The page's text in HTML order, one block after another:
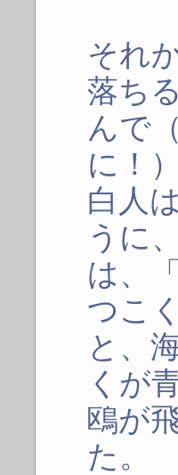
それ
落ち
んで
に！
白人
うに
は、
つこ
と、
くが
鴎が
た。